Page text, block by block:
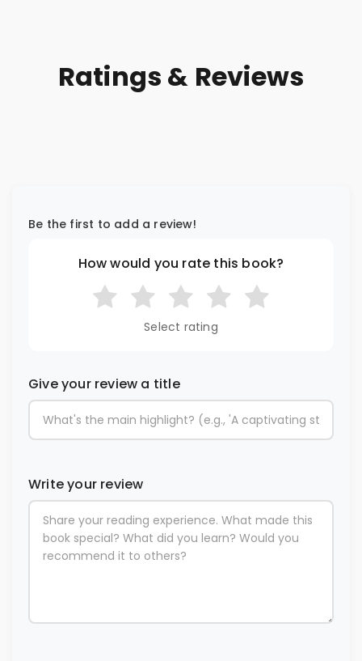
Ratings & Reviews
Be the first to add a review!
How would you rate this book?
Select rating
Give your review a title
Write your review